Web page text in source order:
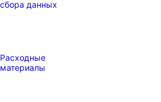
сбора данных
Расходные
материалы